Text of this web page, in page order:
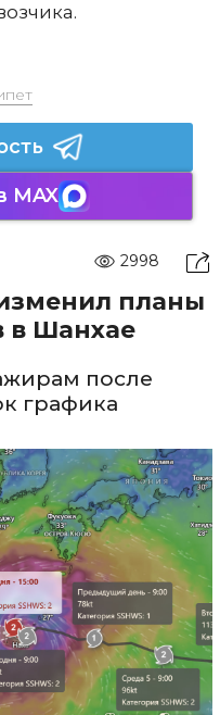
MAX
2998
планы
в Шанхае
после
графика